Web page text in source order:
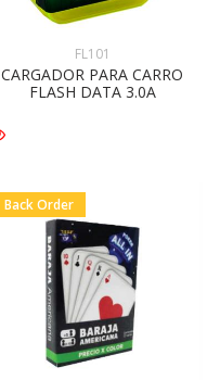
FL101
CARGADOR PARA CARRO
FLASH DATA 3.0A
Back Order